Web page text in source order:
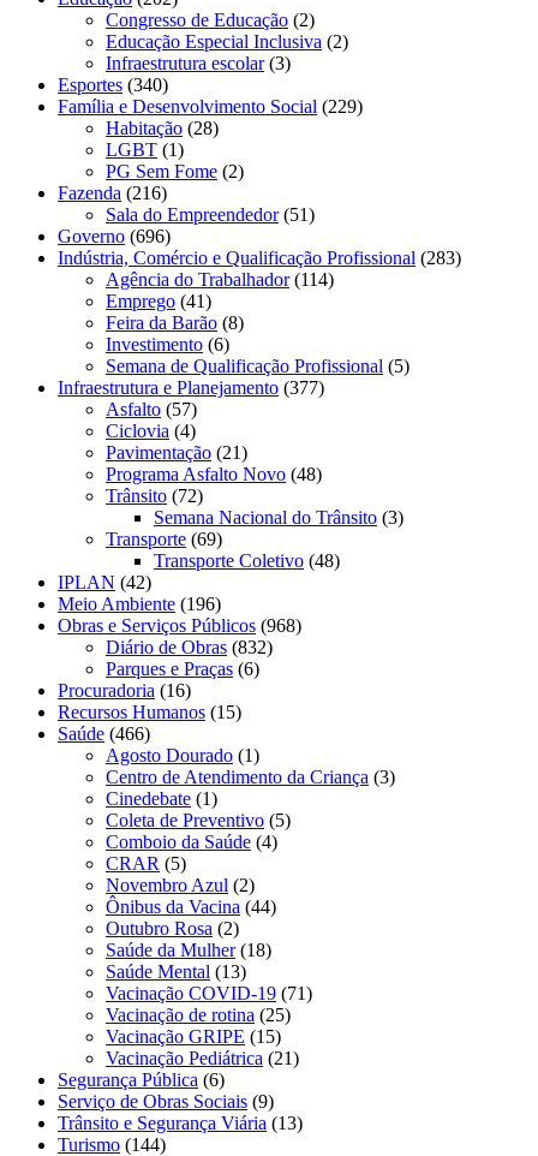
Congresso de Educação (2)
Educação Especial Inclusiva (2)
Infraestrutura escolar(3)
Esportes (340)
Família e Desenvolvimento Social (229)
Habitação (28)
LGBT (1)
PG Sem Fome (2)
Fazenda (216)
Sala do Empreendedor(51)
Governo (696)
Indústria, Comércio e Qualificação Profissional (283)
Agência do Trabalhador(114)
Emprego (41)
Feira da Barão (8)
Investimento (6)
Semana de Qualificação Profissional (5)
Infraestrutura e Planejamento (377)
Asfalto (57)
Ciclovia (4)
Pavimentação (21)
Programa Asfalto Novo (48)
Trânsito (72)
Semana Nacional do Trânsito (3)
Transporte (69)
Transporte Coletivo (48)
IPLAN (42)
Meio Ambiente (196)
Obras e Serviços Públicos (968)
Diário de Obras (832)
Parques e Praças (6)
Procuradoria (16)
Recursos Humanos (15)
Saúde (466)
Agosto Dourado (1)
Centro de Atendimento da Criança (3)
Cinedebate (1)
Coleta de Preventivo (5)
Comboio da Saúde (4)
CRAR (5)
Novembro Azul (2)
Ônibus da Vacina (44)
Outubro Rosa (2)
Saúde da Mulher(18)
Saúde Mental (13)
Vacinação COVID-19 (71)
Vacinação de rotina (25)
Vacinação GRIPE (15)
Vacinação Pediátrica (21)
Segurança Pública (6)
Serviço de Obras Sociais (9)
Trânsito e Segurança Viária (13)
Turismo (144)